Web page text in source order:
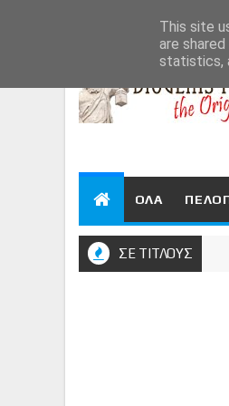
ΟΛΑ
ΣΕ ΤΙΤΛΟΥΣ
This site
are
statistics,